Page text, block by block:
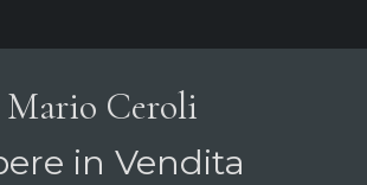
Mario Ceroli
in Vendita